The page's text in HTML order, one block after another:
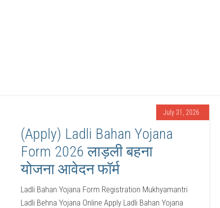
July 31, 2026
(Apply) Ladli Bahan Yojana
Form 2026 लाड़ली बहना
योजना आवेदन फॉर्म
Ladli Bahan Yojana Form Registration Mukhyamantri
Ladli Behna Yojana Online Apply Ladli Bahan Yojana